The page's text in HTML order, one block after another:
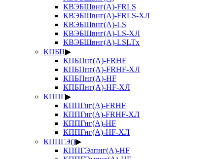
КВЭБШвнг(А)-FRLS
КВЭБШвнг(А)-FRLS-ХЛ
КВЭБШвнг(А)-LS
КВЭБШвнг(А)-LS-ХЛ
КВЭБШвнг(А)-LSLTx
КПБП▶
КПБПнг(А)-FRHF
КПБПнг(А)-FRHF-ХЛ
КПБПнг(А)-HF
КПБПнг(А)-HF-ХЛ
КППГ▶
КППГнг(А)-FRHF
КППГнг(А)-FRHF-ХЛ
КППГнг(А)-HF
КППГнг(А)-HF-ХЛ
КППГЭ()▶
КППГЭапнг(А)-HF